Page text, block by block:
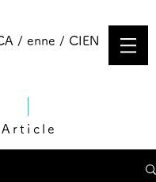
/ enne / CIEN
Article